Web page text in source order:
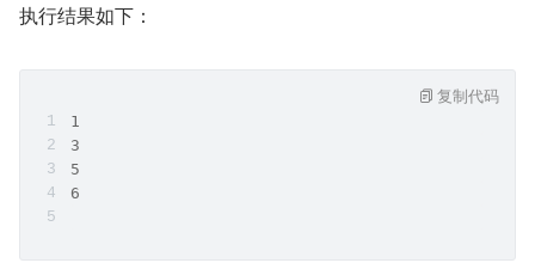
执行结果如下：
1
3
5
6
复制代码